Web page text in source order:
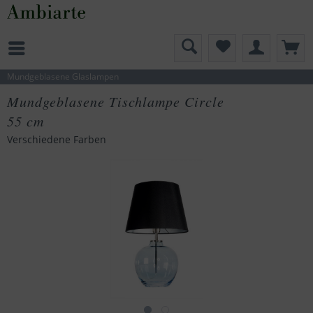
Mundgeblasene Glaslampen
Mundgeblasene Tischlampe Circle
55 cm
Verschiedene Farben